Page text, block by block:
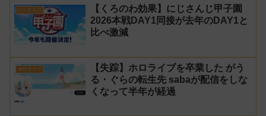
にじさんじ
【くろのわ効果】にじさんじ甲子園
2026本戦DAY1同接が去年のDAY1と
比べ激減
ホロライブ
【失踪】ホロライブを卒業した がう
る・ぐらの転生先 sabaが配信をしな
くなって半年が経過